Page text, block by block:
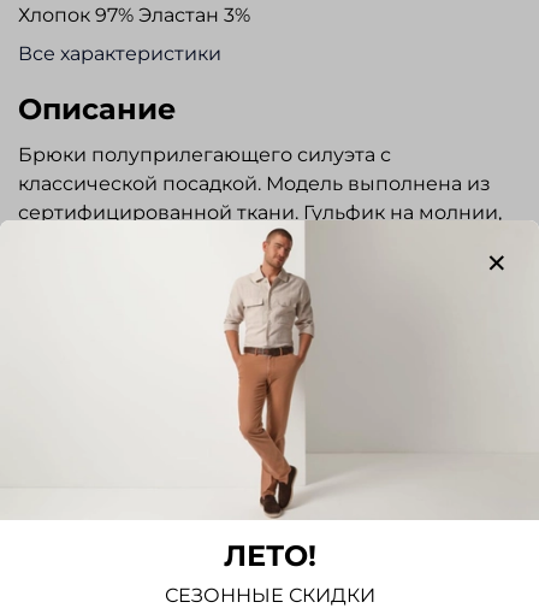
Хлопок 97% Эластан 3%
Все характеристики
Описание
Брюки полуприлегающего силуэта с
классической посадкой. Модель выполнена из
сертифицированной ткани. Гульфик на молнии,
пояс застегивается на пуговицу и крючок.
Боковые карманы расположены наклонно.
Задние карманы с застежкой на пуговицы.
Брюки прекрасно сочетаются с сорочками и
Отзывов еще никто не оставлял
ЛЕТО!
СЕЗОННЫЕ СКИДКИ